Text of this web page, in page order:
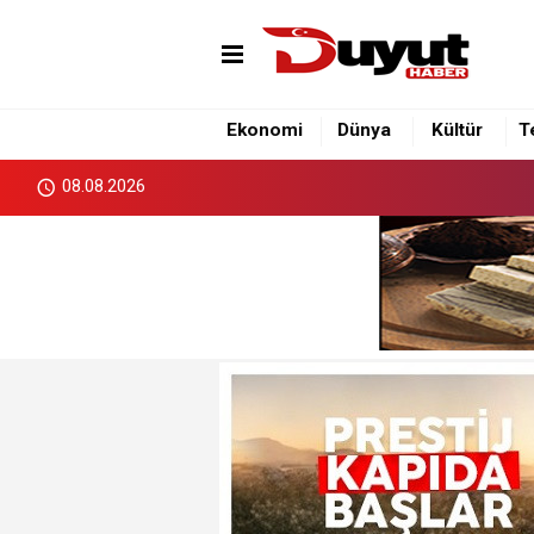
Ekonomi Dünya Kültür
08.08.2026